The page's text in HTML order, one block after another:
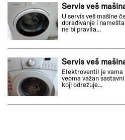
Servis veš
U servis veš mašine
dorađivanje i
ne bi pravila...
Servis veš
Elektroventil je vama
veoma važan
koji odrežuje...